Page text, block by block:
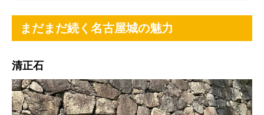
まだまだ続く名古屋城の魅力
清正石